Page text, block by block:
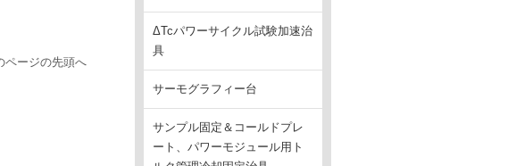
ページの先頭へ
ΔTcパワーサイクル試験加速治
具
サーモグラフィー台
サンプル固定＆コールドプレ
ート、パワーモジュール用ト